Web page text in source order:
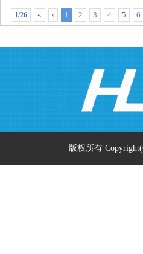
1/26 « ‹ 1 2 3 4 5 6
版权所有